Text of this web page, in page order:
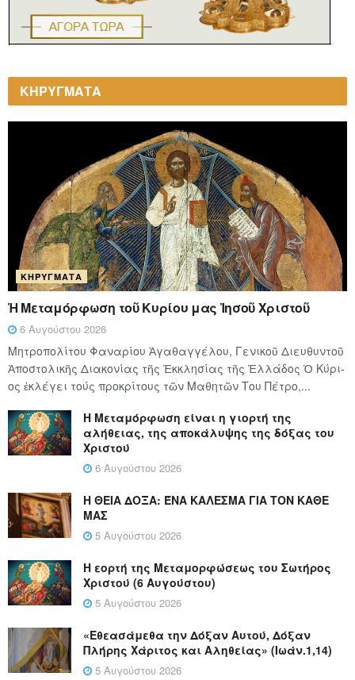
ΚΗΡΥΓΜΑΤΑ
ΚΗΡΎΓΜΑΤΑ
Ἡ Μεταμόρφωση τοῦ Κυρίου μας Ἰησοῦ Χριστοῦ
6 Αυγούστου 2026
Μητροπολίτου Φαναρίου Ἀγαθαγγέλου, Γενικοῦ Διευθυντοῦ
Ἀποστολικῆς Διακονίας τῆς Ἐκκλησίας τῆς Ἑλλάδος Ὁ Κύ­ρι­
ος ἐκλέγει τούς προ­κρί­τους τῶν Μα­θη­τῶν Του Πέ­τρο,...
Η Μεταμόρφωση είναι η γιορτή της
αλήθειας, της αποκάλυψης της δόξας του
Χριστού
6 Αυγούστου 2026
Η ΘΕΙΑ ΔΟΞΑ: ΈΝΑ ΚΑΛΕΣΜΑ ΓΙΑ ΤΟΝ ΚΑΘΕ
ΜΑΣ
5 Αυγούστου 2026
Η εορτή της Μεταμορφώσεως του Σωτήρος
Χριστού (6 Αυγούστου)
5 Αυγούστου 2026
«Εθεασάμεθα την Δόξαν Αυτού, Δόξαν
Πλήρης Χάριτος και Αληθείας» (Ιωάν.1,14)
5 Αυγούστου 2026